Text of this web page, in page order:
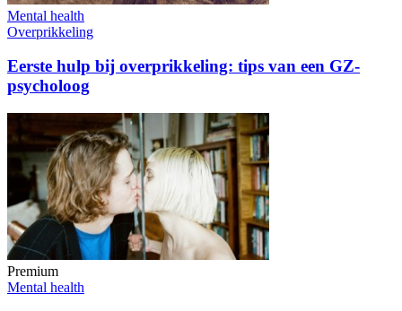
Mental health
Overprikkeling
Eerste hulp bij overprikkeling: tips van een GZ-
psycholoog
Premium
Mental health